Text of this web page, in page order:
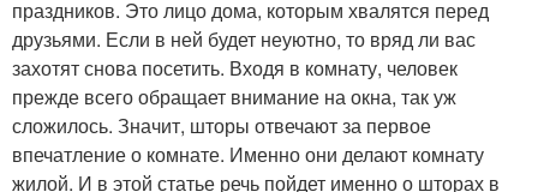
праздников. Это лицо дома, которым хвалятся перед
друзьями. Если в ней будет неуютно, то вряд ли вас
захотят снова посетить. Входя в комнату, человек
прежде всего обращает внимание на окна, так уж
сложилось. Значит, шторы отвечают за первое
впечатление о комнате. Именно они делают комнату
жилой. И в этой статье речь пойдет именно о шторах в